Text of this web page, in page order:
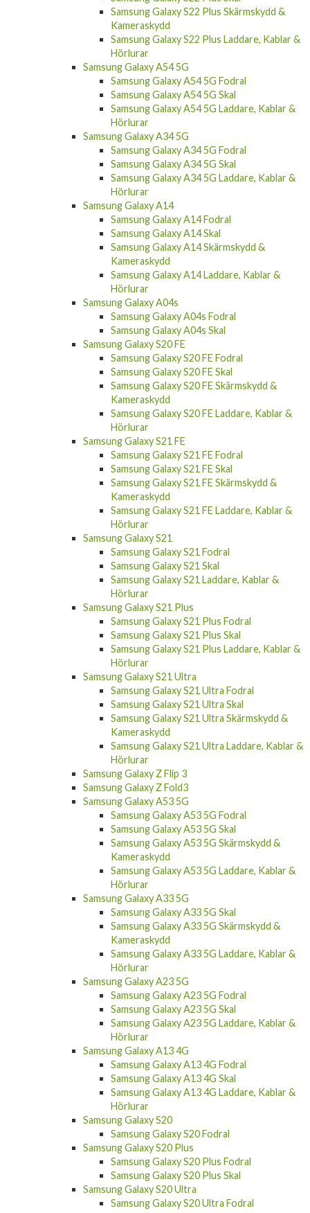
Samsung Galaxy S22 Plus Skärmskydd &
Kameraskydd
Samsung Galaxy S22 Plus Laddare, Kablar &
Hörlurar
Samsung Galaxy A54 5G
Samsung Galaxy A54 5G Fodral
Samsung Galaxy A54 5G Skal
Samsung Galaxy A54 5G Laddare, Kablar &
Hörlurar
Samsung Galaxy A34 5G
Samsung Galaxy A34 5G Fodral
Samsung Galaxy A34 5G Skal
Samsung Galaxy A34 5G Laddare, Kablar &
Hörlurar
Samsung Galaxy A14
Samsung Galaxy A14 Fodral
Samsung Galaxy A14 Skal
Samsung Galaxy A14 Skärmskydd &
Kameraskydd
Samsung Galaxy A14 Laddare, Kablar &
Hörlurar
Samsung Galaxy A04s
Samsung Galaxy A04s Fodral
Samsung Galaxy A04s Skal
Samsung Galaxy S20 FE
Samsung Galaxy S20 FE Fodral
Samsung Galaxy S20 FE Skal
Samsung Galaxy S20 FE Skärmskydd &
Kameraskydd
Samsung Galaxy S20 FE Laddare, Kablar &
Hörlurar
Samsung Galaxy S21 FE
Samsung Galaxy S21 FE Fodral
Samsung Galaxy S21 FE Skal
Samsung Galaxy S21 FE Skärmskydd &
Kameraskydd
Samsung Galaxy S21 FE Laddare, Kablar &
Hörlurar
Samsung Galaxy S21
Samsung Galaxy S21 Fodral
Samsung Galaxy S21 Skal
Samsung Galaxy S21 Laddare, Kablar &
Hörlurar
Samsung Galaxy S21 Plus
Samsung Galaxy S21 Plus Fodral
Samsung Galaxy S21 Plus Skal
Samsung Galaxy S21 Plus Laddare, Kablar &
Hörlurar
Samsung Galaxy S21 Ultra
Samsung Galaxy S21 Ultra Fodral
Samsung Galaxy S21 Ultra Skal
Samsung Galaxy S21 Ultra Skärmskydd &
Kameraskydd
Samsung Galaxy S21 Ultra Laddare, Kablar &
Hörlurar
Samsung Galaxy Z Flip 3
Samsung Galaxy Z Fold3
Samsung Galaxy A53 5G
Samsung Galaxy A53 5G Fodral
Samsung Galaxy A53 5G Skal
Samsung Galaxy A53 5G Skärmskydd &
Kameraskydd
Samsung Galaxy A53 5G Laddare, Kablar &
Hörlurar
Samsung Galaxy A33 5G
Samsung Galaxy A33 5G Skal
Samsung Galaxy A33 5G Skärmskydd &
Kameraskydd
Samsung Galaxy A33 5G Laddare, Kablar &
Hörlurar
Samsung Galaxy A23 5G
Samsung Galaxy A23 5G Fodral
Samsung Galaxy A23 5G Skal
Samsung Galaxy A23 5G Laddare, Kablar &
Hörlurar
Samsung Galaxy A13 4G
Samsung Galaxy A13 4G Fodral
Samsung Galaxy A13 4G Skal
Samsung Galaxy A13 4G Laddare, Kablar &
Hörlurar
Samsung Galaxy S20
Samsung Galaxy S20 Fodral
Samsung Galaxy S20 Plus
Samsung Galaxy S20 Plus Fodral
Samsung Galaxy S20 Plus Skal
Samsung Galaxy S20 Ultra
Samsung Galaxy S20 Ultra Fodral